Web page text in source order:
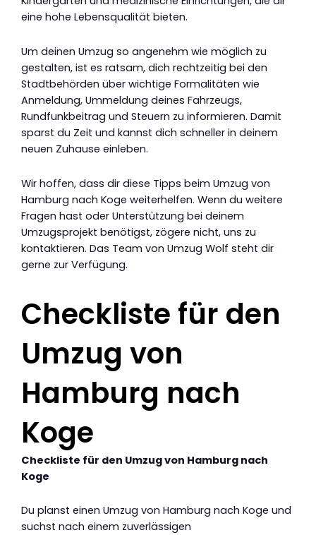
eine hohe Lebensqualität bieten.
Um deinen Umzug so angenehm wie möglich zu
gestalten, ist es ratsam, dich rechtzeitig bei den
Stadtbehörden über wichtige Formalitäten wie
Anmeldung, Ummeldung deines Fahrzeugs,
Rundfunkbeitrag und Steuern zu informieren. Damit
sparst du Zeit und kannst dich schneller in deinem
neuen Zuhause einleben.
Wir hoffen, dass dir diese Tipps beim Umzug von
Hamburg nach Koge weiterhelfen. Wenn du weitere
Fragen hast oder Unterstützung bei deinem
Umzugsprojekt benötigst, zögere nicht, uns zu
kontaktieren. Das Team von Umzug Wolf steht dir
gerne zur Verfügung.
Checkliste für den
Umzug von
Hamburg nach
Koge
Checkliste für den Umzug von Hamburg nach
Koge
Du planst einen Umzug von Hamburg nach Koge und
suchst nach einem zuverlässigen